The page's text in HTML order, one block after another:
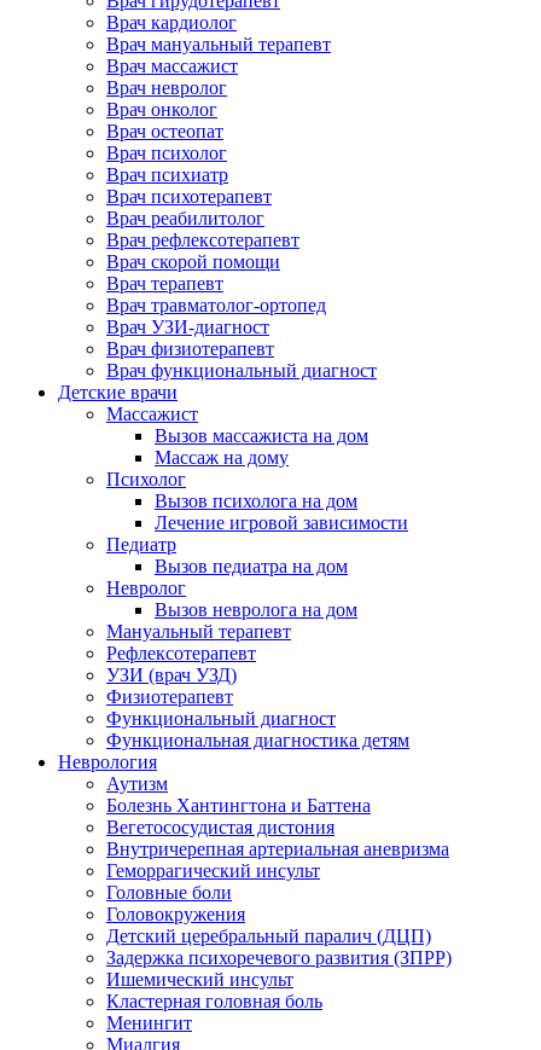
Врач кардиолог
Врач мануальный терапевт
Врач массажист
Врач невролог
Врач онколог
Врач остеопат
Врач психолог
Врач психиатр
Врач психотерапевт
Врач реабилитолог
Врач рефлексотерапевт
Врач скорой помощи
Врач терапевт
Врач травматолог-ортопед
Врач УЗИ-диагност
Врач физиотерапевт
Врач функциональный диагност
Детские врачи
Массажист
Вызов массажиста на дом
Массаж на дому
Психолог
Вызов психолога на дом
Лечение игровой зависимости
Педиатр
Вызов педиатра на дом
Невролог
Вызов невролога на дом
Мануальный терапевт
Рефлексотерапевт
УЗИ (врач УЗД)
Физиотерапевт
Функциональный диагност
Функциональная диагностика детям
Неврология
Аутизм
Болезнь Хантингтона и Баттена
Вегетососудистая дистония
Внутричерепная артериальная аневризма
Геморрагический инсульт
Головные боли
Головокружения
Детский церебральный паралич (ДЦП)
Задержка психоречевого развития (ЗПРР)
Ишемический инсульт
Кластерная головная боль
Менингит
Миалгия